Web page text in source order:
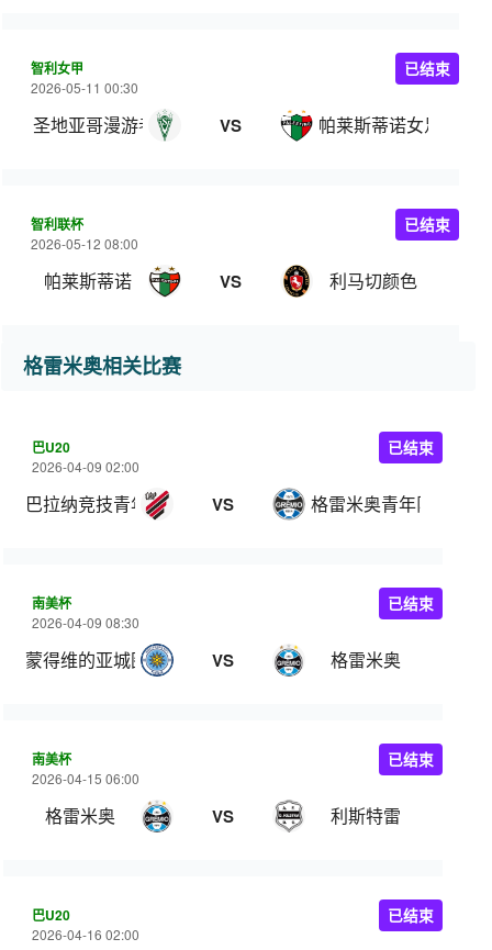
智利女甲
2026-05-11 00:30
圣地亚哥漫游者女足 VS 帕莱斯蒂诺女足
已结束
智利联杯
2026-05-12 08:00
帕莱斯蒂诺 VS 利马切颜色
已结束
格雷米奥相关比赛
巴U20
2026-04-09 02:00
巴拉纳竞技青年队 VS 格雷米奥青年队
已结束
南美杯
2026-04-09 08:30
蒙得维的亚城图尔克 VS 格雷米奥
已结束
南美杯
2026-04-15 06:00
格雷米奥 VS 利斯特雷
已结束
巴U20
2026-04-16 02:00
已结束